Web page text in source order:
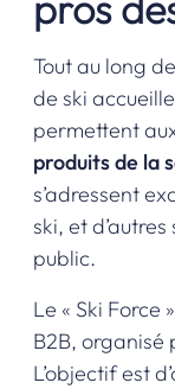
Tout au long
de ski
permettent
produits de la
s’adressent
ski, et
public.
Le « Ski Force
B2B, organisé
L’objectif est